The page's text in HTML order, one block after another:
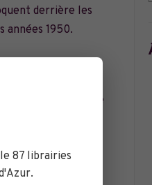
derrière les
années 1950.
« plan Obus », un
contemporaine
87 librairies